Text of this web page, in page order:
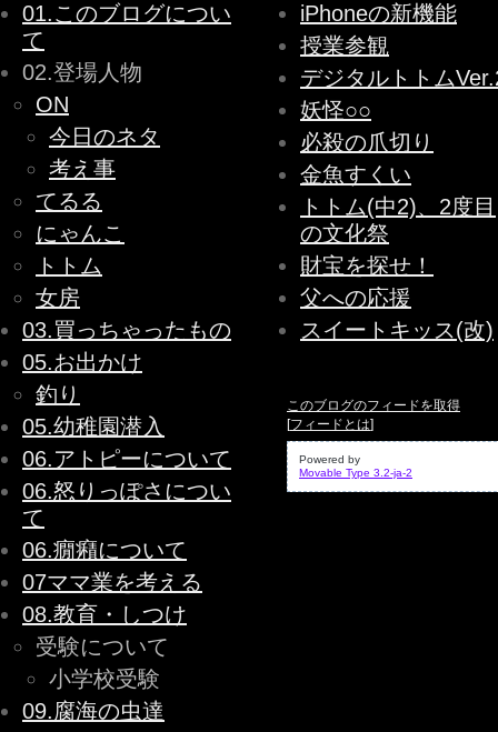
01.このブログについ
て
02.登場人物
ON
今日のネタ
考え事
てるる
にゃんこ
トトム
女房
03.買っちゃったもの
05.お出かけ
釣り
05.幼稚園潜入
06.アトピーについて
06.怒りっぽさについ
て
06.癇癪について
07ママ業を考える
08.教育・しつけ
受験について
小学校受験
09.腐海の虫達
iPhoneの新機能
授業参観
デジタルトトム
妖怪○○
必殺の爪切り
金魚すくい
トトム(中2)、2度目
の文化祭
財宝を探せ！
父への応援
スイートキッス(改)
このブログのフィードを取得
[フィードとは]
Powered by
Movable Type 3.2-ja-2